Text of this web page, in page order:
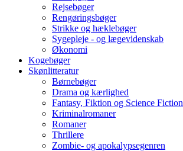
Rejsebøger
Rengøringsbøger
Strikke og hæklebøger
Sygepleje - og lægevidenskab
Økonomi
Kogebøger
Skønlitteratur
Børnebøger
Drama og kærlighed
Fantasy, Fiktion og Science Fiction
Kriminalromaner
Romaner
Thrillere
Zombie- og apokalypsegenren